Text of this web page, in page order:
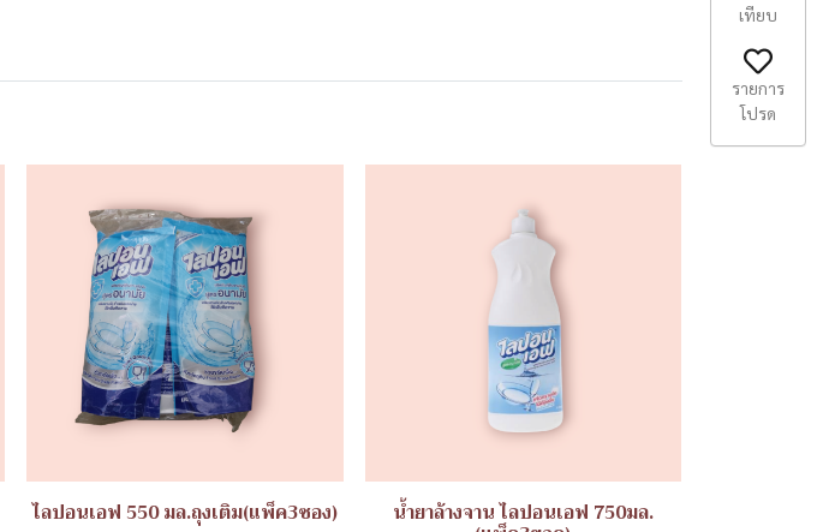
ไลปอนเอฟ 550 มล.ถุงเติม(แพ็ค3ซอง) น้ำยาล้างจาน ไลปอนเอฟ 750มล.
เทียบ
รายการ
โปรด